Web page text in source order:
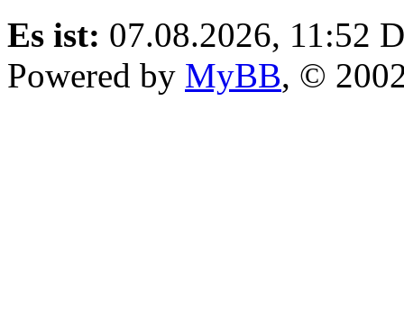
Es ist: 07.08.2026, 11:52
Powered by MyBB, ©